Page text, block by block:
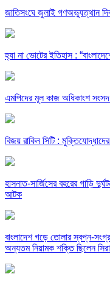
জাতিসংঘে জুলাই গণঅভ্যুত্থান
হ্যা না ভোটের ইতিহাস :
এমপিদের মূল কাজ অধিকাংশ
বিজয় রাকিন সিটি :
হাসনাত-সার্জিসের বহরের গাড়ি
আটক
বাংলাদেশ গড়ে তোলার স্বপ্ন-
অন্যতম নিয়ামক শক্তি ছিলেন